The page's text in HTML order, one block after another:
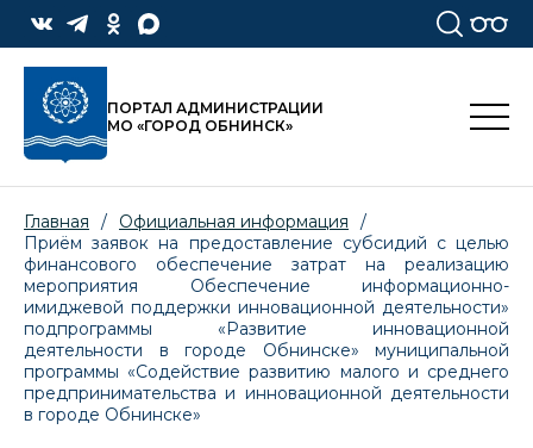
ПОРТАЛ АДМИНИСТРАЦИИ
МО «ГОРОД ОБНИНСК»
Главная / Официальная информация
/
Приём заявок на предоставление субсидий с целью
финансового обеспечение затрат на реализацию
мероприятия Обеспечение информационно-
имиджевой поддержки инновационной деятельности»
подпрограммы «Развитие инновационной
деятельности в городе Обнинске» муниципальной
программы «Содействие развитию малого и среднего
предпринимательства и инновационной деятельности
в городе Обнинске»